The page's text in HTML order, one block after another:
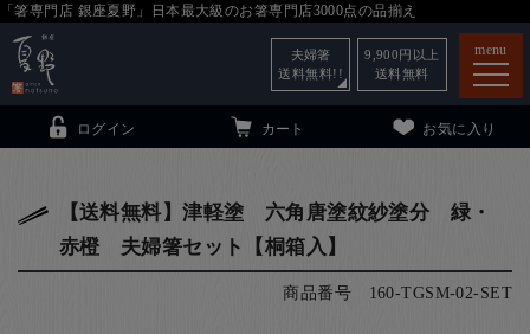
「箸専門店 銀座夏野」日本最大級のお箸専門店3000点の品揃え
menu
箸（贈答用・自宅用）
ログイン カート お気に入り
夫婦箸
送料無料!!
9,900 円以上
送料無料
【送料無料】津軽塗 六角唐塗紋紗塗分 緑・
赤橙 夫婦箸セット【桐箱入】
商品番号 160-TGSM-02-SET